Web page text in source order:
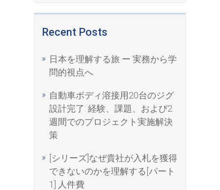
Recent Posts
日本を理解する旅 ー 実務から学
問的視点へ
自動車ボディ溶接用20台のジグ
設計完了: 経験、課題、および2
週間でのプロジェクト実施解決
策
[シリーズ]なぜ貴社が入札を獲得
できないのかを理解する[パート
1] 人件費